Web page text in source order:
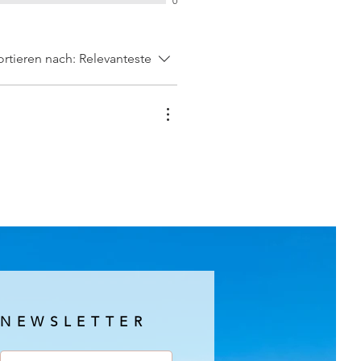
nach: Relevanteste
NEWSLETTER